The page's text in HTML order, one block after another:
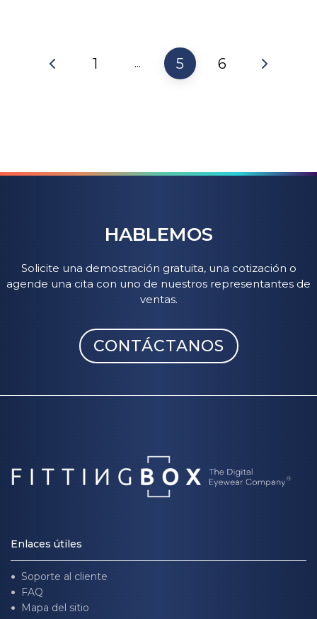
1 ... 5 6
HABLEMOS
Solicite una demostración gratuita, una cotización o
agende una cita con uno de nuestros representantes de
ventas.
CONTÁCTANOS
Enlaces útiles
Soporte al cliente
FAQ
Mapa del sitio